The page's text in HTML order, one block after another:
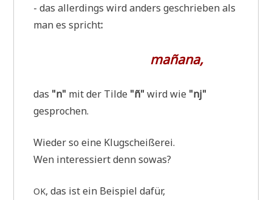
- das aller­dings wird anders geschrie­ben als
man es spricht:
mañana,
das "n" mit der Til­de "ñ" wird wie "nj"
gesprochen.
Wie­der so eine Klugscheißerei.
Wen inter­es­siert denn sowas?
OK, das ist ein Bei­spiel dafür,